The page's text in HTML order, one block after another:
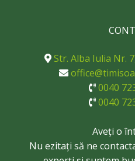
Str. Alba Iulia Nr.
0040
0040
Aveți o
Nu ezitați să ne